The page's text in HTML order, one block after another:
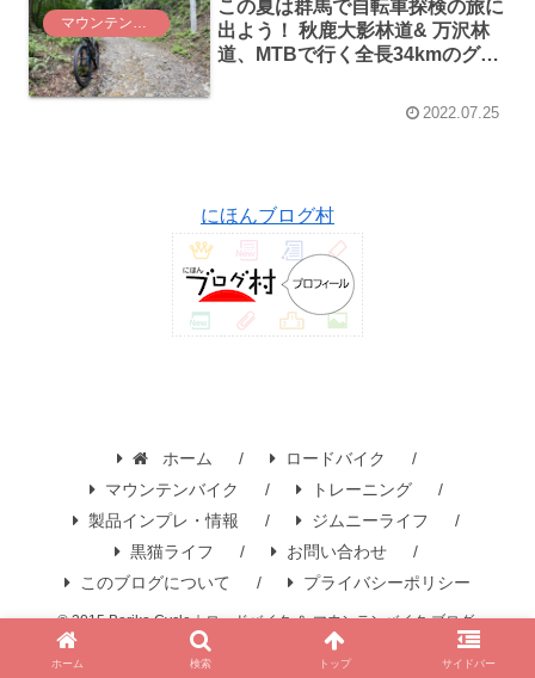
この夏は群馬で自転車探検の旅に
出よう！ 秋鹿大影林道& 万沢林
道、MTBで行く全長34kmのグラ
2022.07.25
にほんブログ村
ホーム
ロードバイク
マウンテンバイク
トレーニング
製品インプレ・情報
ジムニーライフ
黒猫ライフ
お問い合わせ
このブログについて
プライバシーポリシー
© 2015 Boriko Cycle｜ロードバイク ＆ マウンテンバイク ブログ.
ホーム 検索 トップ サイドバー